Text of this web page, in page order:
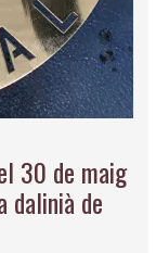
30 de maig
dalinià de